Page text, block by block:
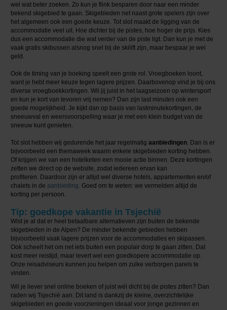
wel wat beter zoeken. Zo kun je flink besparen door naar een minder
bekend skigebied te gaan. Skigebieden net naast grote spelers zijn over
het algemeen ook een goede keuze. Tot slot maakt de ligging van de
accommodatie veel uit. Hoe dichter bij de pistes, hoe hoger de prijs. Kies
dus een accommodatie die wat verder van de piste ligt. Dan kun je met de
vaak gratis skibussen alsnog snel bij de skilift zijn, maar bespaar je wel
geld.
Ook de timing van je boeking speelt een grote rol. Vroegboeken loont,
want je hebt meer keuze tegen lagere prijzen. Daarbovenop vind je bij ons
diverse vroegboekkortingen. Wil jij juist in het laagseizoen op wintersport
en kun je kort van tevoren vrij nemen? Dan zijn last minutes ook een
goede mogelijkheid. Je kijkt dan op basis van lastminutekortingen, de
sneeuwval en weersvoorspelling waar je met een klein budget van de
sneeuw kunt genieten.
Tot slot hebben wij gedurende het jaar regelmatig aanbiedingen . Dan is er
bijvoorbeeld een themaweek waarin enkele skigebieden korting hebben.
Of krijgen we van een hotelketen een mooie actie binnen. Deze kortingen
zetten we direct op de website, zodat iedereen ervan kan
profiteren. Daardoor zijn er altijd wel diverse hotels, appartementen en/of
chalets in de aanbieding . Goed om te weten: we vermelden altijd de
korting per persoon.
Tip: goedkope vakantie in Tsjechië
Wist je al dat er heel betaalbare alternatieven zijn buiten de bekende
skigebieden in de Alpen? De minder bekende gebieden hebben
bijvoorbeeld vaak lagere prijzen voor de accommodaties en skipassen.
Ook scheelt het om net iets buiten een populair dorp te gaan zitten. Dat
kost meer reistijd, maar levert wel een goedkopere accommodatie op.
Onze reisadviseurs kunnen jou helpen om zulke verborgen parels te
vinden.
Wil je liever snel online boeken of juist wél dicht bij de pistes zitten? Dan
raden wij Tsjechië aan. Dit land is dankzij de kleine, overzichtelijke
skigebieden en goede voorzieningen ideaal voor jonge gezinnen en